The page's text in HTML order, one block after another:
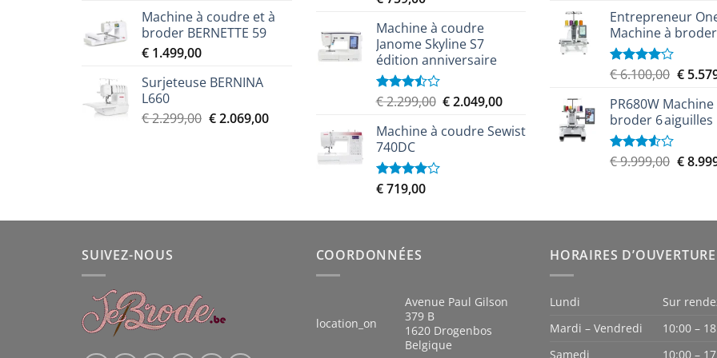
initial
était :
actuel
€ 2.069,00.
Machine à coudre et à
broder BERNETTE 59
€ 1.499,00
Surjeteuse BERNINA
L660
€2.299,00 Le
€2.069,00Le
Machine à coudre
Janome Skyline S7
édition anniversaire
Note
5
€2.299,00 Le
initial
€2.049,00Le
actuel
Machine à coudre Sewist
740DC
Note
€719,00
Entrepreneur
Machine à broder
Note
5
€6.100,00 Le
initial
était :
€
PR680W Machine
broder 6 aiguilles
Note
€9.999,00 Le
€
SUIVEZ-NOUS
COORDONNÉES
location_on
Avenue Paul Gilson
379 B
1620 Drogenbos
Belgique
HORAIRES D’OUVERTURE
Lundi
Sur
Mardi – Vendredi
10:00 –
Samedi
10:00 –